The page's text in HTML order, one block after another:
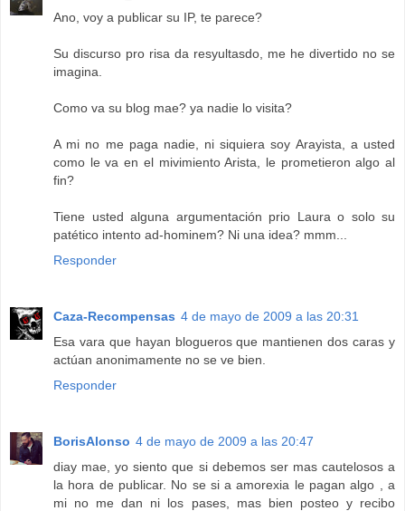
Ano, voy a publicar su IP, te parece?
Su discurso pro risa da resyultasdo, me he divertido no se
imagina.
Como va su blog mae? ya nadie lo visita?
A mi no me paga nadie, ni siquiera soy Arayista, a usted
como le va en el mivimiento Arista, le prometieron algo al
fin?
Tiene usted alguna argumentación prio Laura o solo su
patético intento ad-hominem? Ni una idea? mmm...
Responder
Caza-Recompensas 4 de mayo de 2009 a las 20:31
Esa vara que hayan blogueros que mantienen dos caras y
actúan anonimamente no se ve bien.
Responder
BorisAlonso 4 de mayo de 2009 a las 20:47
diay mae, yo siento que si debemos ser mas cautelosos a
la hora de publicar. No se si a amorexia le pagan algo , a
mi no me dan ni los pases, mas bien posteo y recibo